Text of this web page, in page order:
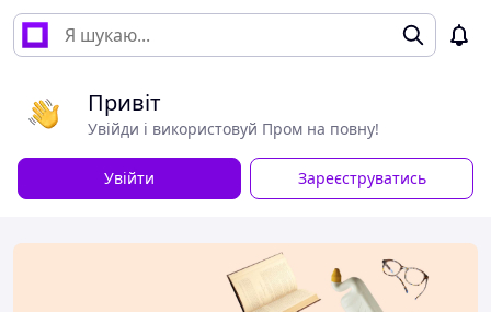
Привіт
Увійди і використовуй Пром на повну!
Увійти Зареєструватись